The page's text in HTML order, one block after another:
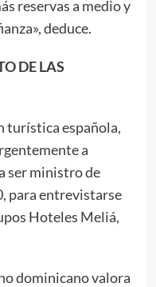
reservas a medio y
deduce.
DE LAS
turística española,
a
ser ministro de
para entrevistarse
Hoteles Meliá,
dominicano valora